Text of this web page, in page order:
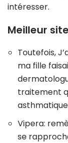
intéresser.
Meilleur
Toutefois,
ma fille
traitement
Vipera:
se